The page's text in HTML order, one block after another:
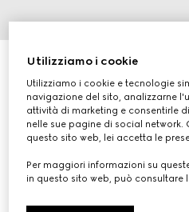
Occhiali da sole quadrati
CHF 380
Variantenera
Utilizziamo i cookie
Utilizziamo i cookie e tecnologie
navigazione del sito, analizzarne
attività di marketing e consentirle
nelle sue pagine di social
questo sito web, lei accetta le
Per maggiori informazioni su
in questo sito web, può consultare